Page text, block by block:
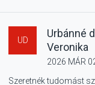
Irány
UD
Urbánné
Veronika
2026 MÁR
Szeretnék tudomást